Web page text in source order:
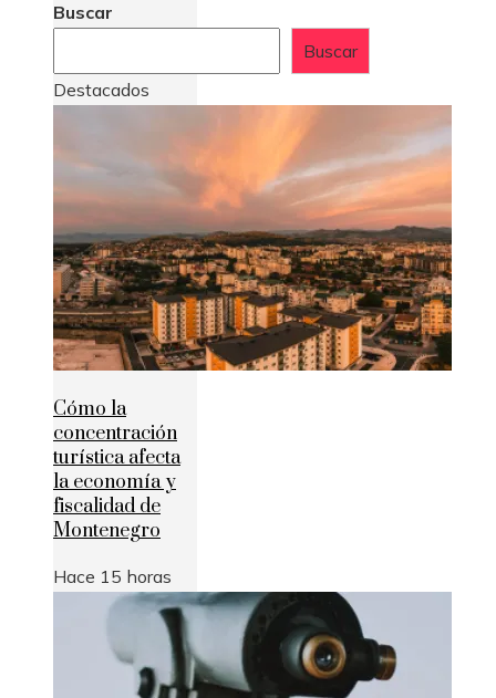
Buscar
Buscar
Destacados
Cómo la
concentración
turística afecta
la economía y
fiscalidad de
Montenegro
Hace 15 horas